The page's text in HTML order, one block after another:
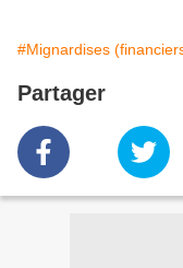
#Mignardises
Partager